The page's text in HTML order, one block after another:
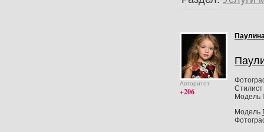
Авторитет
+206
Стилист
Модель
Модель